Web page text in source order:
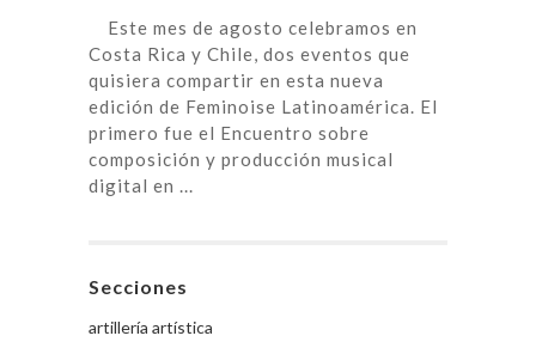
Este mes de agosto celebramos en
Costa Rica y Chile, dos eventos que
quisiera compartir en esta nueva
edición de Feminoise Latinoamérica. El
primero fue el Encuentro sobre
composición y producción musical
digital en ...
Secciones
artillería artística